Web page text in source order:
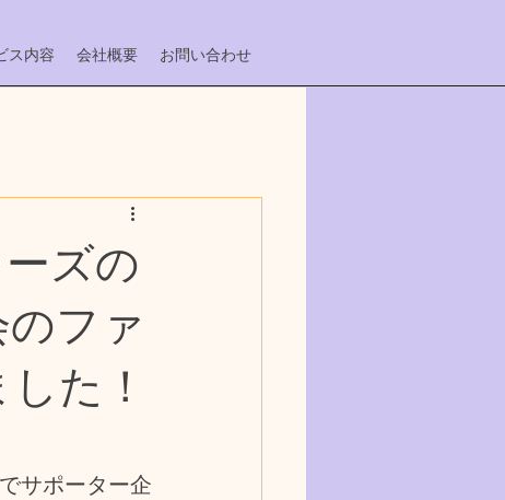
ス内容 会社概要 お問い合わせ
ズの
ファ
た！
サポーター企